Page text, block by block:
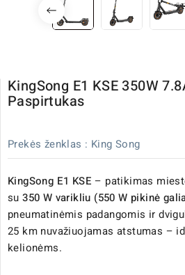
KingSong E1 KSE 350W
Paspirtukas
Prekės ženklas : King Song
KingSong E1 KSE – patikimas
su350 W varikliu (550 W pikinė
pneumatinėmis padangomis ir
25 km nuvažiuojamas atstumas –
kelionėms.